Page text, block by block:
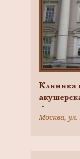
Клиника
арх.
Москва,